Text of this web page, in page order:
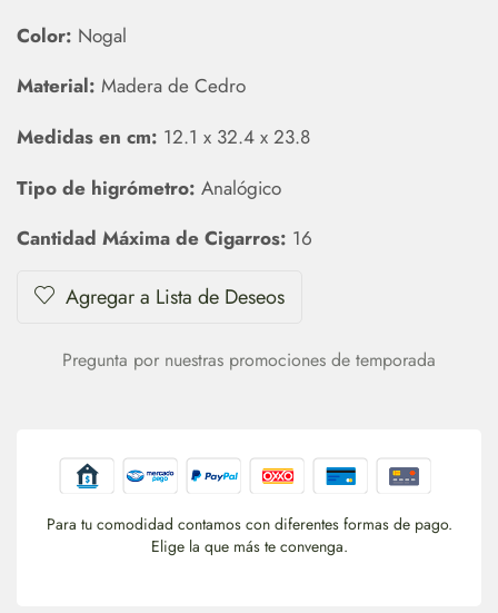
Color: Nogal
Material: Madera de Cedro
Medidas en cm: 12.1 x 32.4 x 23.8
Tipo de higrómetro: Analógico
Cantidad Máxima de Cigarros: 16
Agregar a Lista de Deseos
Pregunta por nuestras promociones de temporada
Para tu comodidad contamos con diferentes formas de pago.
Elige la que más te convenga.